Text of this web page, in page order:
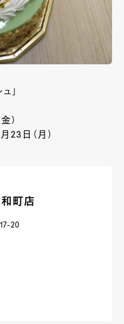
」
）
月 23 日（月）
町店
20